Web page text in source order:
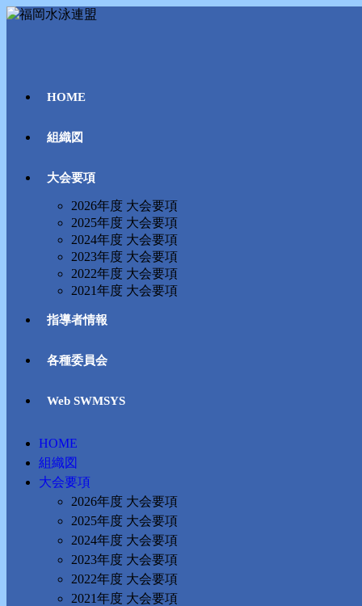
コ
HOME
組織図
大会要項
2026年度 大会要項
2025年度 大会要項
2024年度 大会要項
2023年度 大会要項
2022年度 大会要項
2021年度 大会要項
指導者情報
各種委員会
Web SWMSYS
HOME
組織図
大会要項
2026年度 大会要項
2025年度 大会要項
2024年度 大会要項
2023年度 大会要項
2022年度 大会要項
2021年度 大会要項